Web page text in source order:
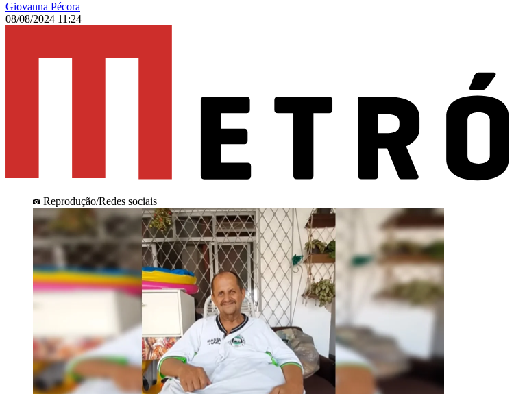
Giovanna Pécora
08/08/2024 11:24
Reprodução/Redes sociais